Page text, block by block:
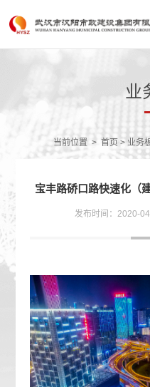
业
当前位置 > 首页 > 业务
宝丰路硚口路快速化（
发布时间：2020-